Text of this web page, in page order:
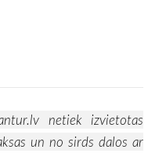
netiek izvietotas
un no sirds dalos ar